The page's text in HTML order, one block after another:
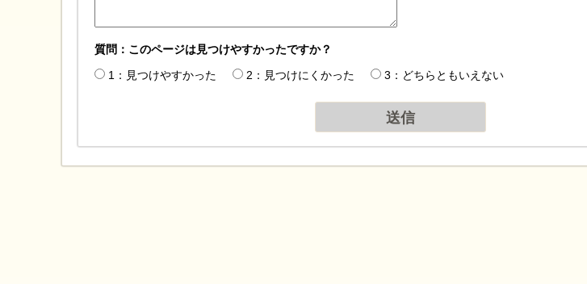
質問：このページは見つけやすかったですか？
1：見つけやすかった
2：見つけにくかった 3：どちらともいえない